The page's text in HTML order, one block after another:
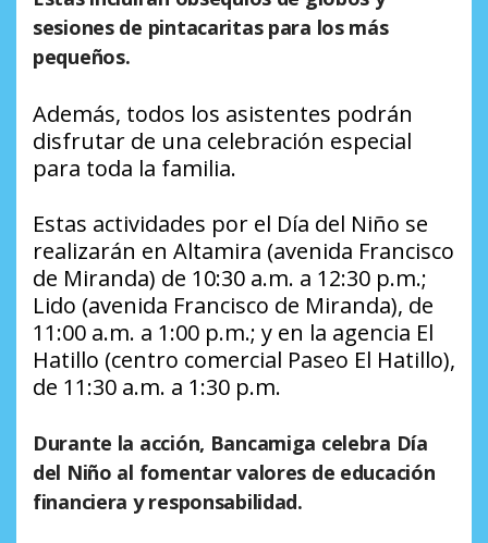
sesiones de pintacaritas para los más
pequeños.
Además, todos los asistentes podrán
disfrutar de una celebración especial
para toda la familia.
Estas actividades por el Día del Niño se
realizarán en Altamira (avenida Francisco
de Miranda) de 10:30 a.m. a 12:30 p.m.;
Lido (avenida Francisco de Miranda), de
11:00 a.m. a 1:00 p.m.; y en la agencia El
Hatillo (centro comercial Paseo El Hatillo),
de 11:30 a.m. a 1:30 p.m.
Durante la acción, Bancamiga celebra Día
del Niño al fomentar valores de educación
financiera y responsabilidad.